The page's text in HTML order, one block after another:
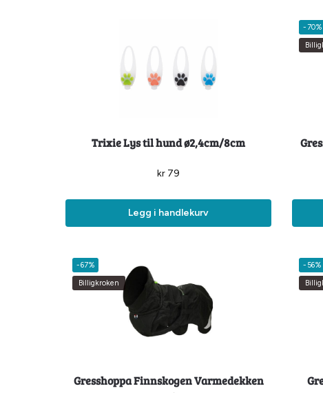
Trixie Lys til hund ø2,4cm/8cm
kr 79
Legg i handlekurv
-70%
-67%
Billigkroken
Gresshoppa Finnskogen Varmedekken
-56%